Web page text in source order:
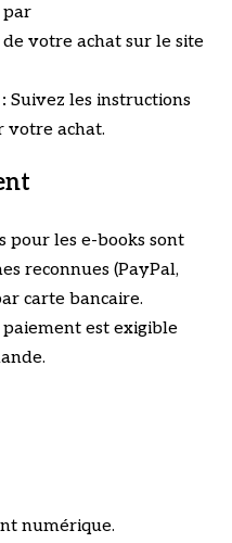
par
votre achat sur le site
Suivez les instructions
votre achat.
pour les e-books sont
reconnues (PayPal,
carte bancaire.
paiement est exigible
numérique.